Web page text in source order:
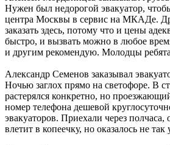
Нужен был недорогой эвакуатор,
центра Москвы в сервис на МКАДе.
заказать здесь, потому что и цены
быстро, и вызвать можно в любое
и другим рекомендую. Молодцы
Александр Семенов заказывал
Ночью заглох прямо на светофоре. В
растерялся конкретно, но
номер телефона дешевой
эвакуаторов. Приехали через полчаса,
влетит в копеечку, но оказалось не